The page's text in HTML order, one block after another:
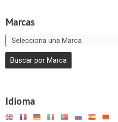
Marcas
Idioma